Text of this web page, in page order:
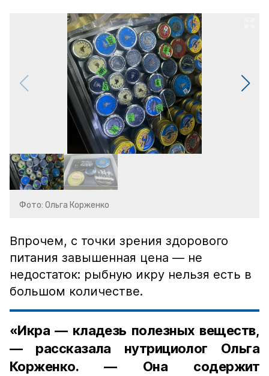
Фото: Ольга Корженко
Впрочем, с точки зрения здорового
питания завышенная цена — не
недостаток: рыбную икру нельзя есть в
большом количестве.
«Икра — кладезь полезных веществ,
— рассказала нутрициолог Ольга
Корженко. — Она содержит